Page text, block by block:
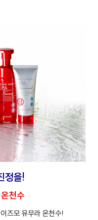
정을!
천수
즈모 유무라 온천수!